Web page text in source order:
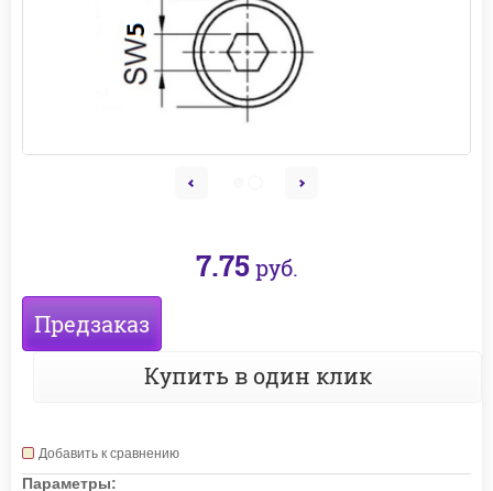
7.75 руб.
Предзаказ
Купить в один клик
Добавить к сравнению
Параметры: